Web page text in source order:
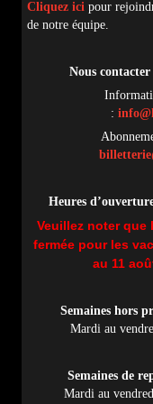
Cliquez ici pour
de notre équipe.
Nous
:
Heures
Veuillez noter que
fermée pour les
au 11
Semaines hors
Mardi au
Semaines de
Mardi au